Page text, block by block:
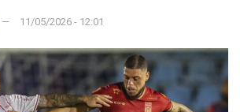
11/05/2026 - 12:01